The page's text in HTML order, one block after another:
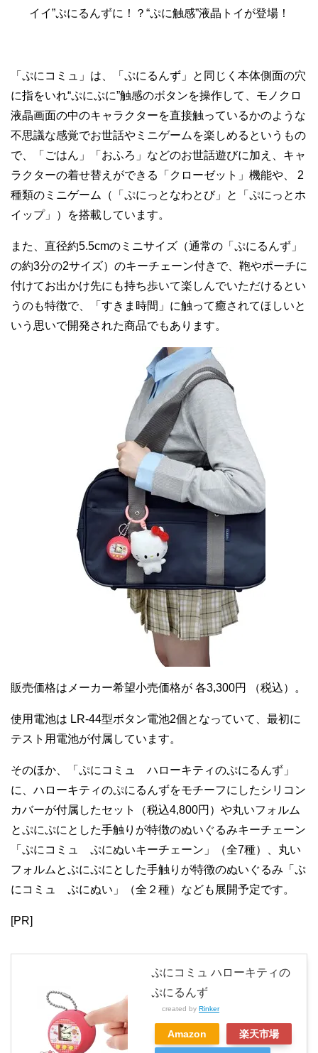
イイ”ぷにるんずに！？“ぷに触感”液晶トイが登場！
「ぷにコミュ」は、「ぷにるんず」と同じく本体側面の穴
に指をいれ“ぷにぷに”触感のボタンを操作して、モノクロ
液晶画面の中のキャラクターを直接触っているかのような
不思議な感覚でお世話やミニゲームを楽しめるというもの
で、「ごはん」「おふろ」などのお世話遊びに加え、キャ
ラクターの着せ替えができる「クローゼット」機能や、 2
種類のミニゲーム（「ぷにっとなわとび」と「ぷにっとホ
イップ」）を搭載しています。
また、直径約5.5cmのミニサイズ（通常の「ぷにるんず」
の約3分の2サイズ）のキーチェーン付きで、鞄やポーチに
付けてお出かけ先にも持ち歩いて楽しんでいただけるとい
うのも特徴で、「すきま時間」に触って癒されてほしいと
いう思いで開発された商品でもあります。
販売価格はメーカー希望小売価格が 各3,300円 （税込）。
使用電池は LR-44型ボタン電池2個となっていて、最初に
テスト用電池が付属しています。
そのほか、「ぷにコミュ ハローキティのぷにるんず」
に、ハローキティのぷにるんずをモチーフにしたシリコン
カバーが付属したセット（税込4,800円）や丸いフォルム
とぷにぷにとした手触りが特徴のぬいぐるみキーチェーン
「ぷにコミュ ぷにぬいキーチェーン」（全7種）、丸い
フォルムとぷにぷにとした手触りが特徴のぬいぐるみ「ぷ
にコミュ ぷにぬい」（全２種）なども展開予定です。
[PR]
ぷにコミュ ハローキティの
ぷにるんず
created by Rinker
Amazon 楽天市場